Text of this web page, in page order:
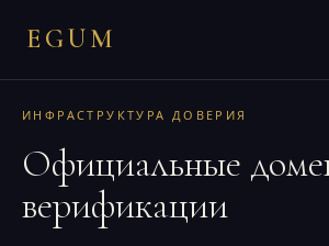
EGUM
ИНФРАСТРУКТУРА ДОВЕРИЯ
Официальные
верификации